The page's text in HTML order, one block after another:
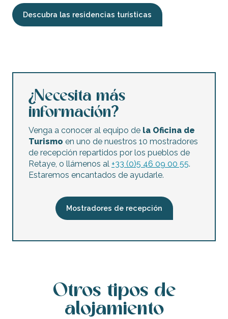
Maison Palmier
Les palmiers du petit sergent
Descubra las residencias turísticas
¿Necesita más
información?
Venga a conocer al equipo de la Oficina de
Turismo en uno de nuestros 10 mostradores
de recepción repartidos por los pueblos de
Retaye, o llámenos al +33 (0)5 46 09 00 55.
Estaremos encantados de ayudarle.
Mostradores de recepción
Otros tipos de
alojamiento